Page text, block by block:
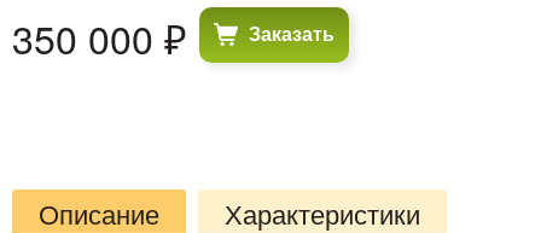
350 000 ₽ Заказать
Описание Характеристики